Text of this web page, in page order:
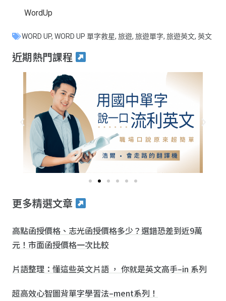
WordUp
WORD UP, WORD UP 單字救星, 旅遊, 旅遊單字, 旅遊英文, 英文
近期熱門課程
更多精選文章
高點函授價格、志光函授價格多少？選錯恐差到近9萬
元！市面函授價格一次比較
片語整理：懂這些英文片語 ， 你就是英文高手–in 系列
超高效心智圖背單字學習法–ment系列！